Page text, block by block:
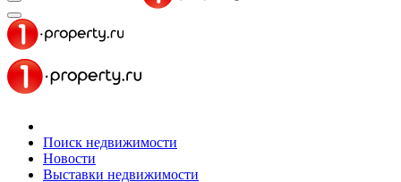
Поиск недвижимости
Новости
Выставки недвижимости